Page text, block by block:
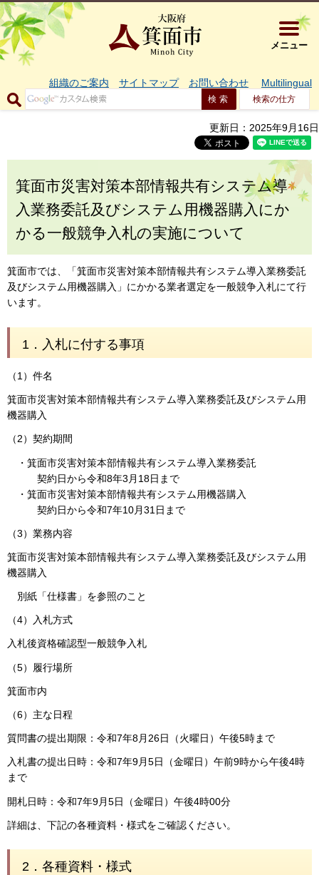
大阪府箕
メニュー
組織のご案内 サイトマップ お問い合わせ Multilingual
検索の仕方
更新日：2025年9月16日
箕面市災害対策本部情報共有システム導
入業務委託及びシステム用機器購入にか
かる一般競争入札の実施について
箕面市では、「箕面市災害対策本部情報共有システム導入業務委託
及びシステム用機器購入」にかかる業者選定を一般競争入札にて行
います。
1．入札に付する事項
（1）件名
箕面市災害対策本部情報共有システム導入業務委託及びシステム用
機器購入
（2）契約期間
・箕面市災害対策本部情報共有システム導入業務委託
契約日から令和8年3月18日まで
・箕面市災害対策本部情報共有システム用機器購入
契約日から令和7年10月31日まで
（3）業務内容
箕面市災害対策本部情報共有システム導入業務委託及びシステム用
機器購入
別紙「仕様書」を参照のこと
（4）入札方式
入札後資格確認型一般競争入札
（5）履行場所
箕面市内
（6）主な日程
質問書の提出期限：令和7年8月26日（火曜日）午後5時まで
入札書の提出日時：令和7年9月5日（金曜日）午前9時から午後4時
まで
開札日時：令和7年9月5日（金曜日）午後4時00分
詳細は、下記の各種資料・様式をご確認ください。
2．各種資料・様式